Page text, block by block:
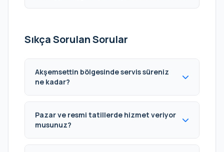
Sıkça Sorulan Sorular
Akşemsettin bölgesinde servis süreniz
ne kadar?
Pazar ve resmi tatillerde hizmet veriyor
musunuz?